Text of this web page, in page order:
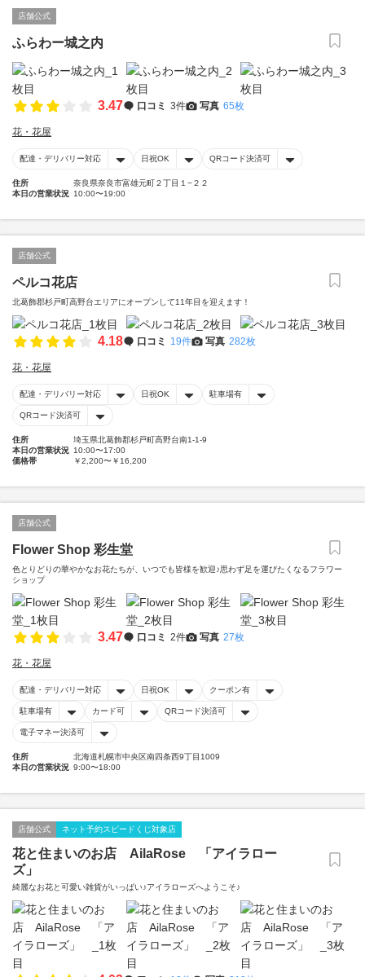
店舗公式
ふらわー城之内
3.47 口コミ 3件 写真 65枚
花・花屋
配達・デリバリー対応 日祝OK QRコード決済可
住所
奈良県奈良市富雄元町２丁目１−２２
本日の営業状況 10:00〜19:00
店舗公式
ペルコ花店
北葛飾郡杉戸町高野台エリアにオープンして11年目を迎えます！
4.18 口コミ 19件 写真 282枚
花・花屋
配達・デリバリー対応 日祝OK 駐車場有
QRコード決済可
住所
埼玉県北葛飾郡杉戸町高野台南1-1-9
本日の営業状況 10:00〜17:00
価格帯
￥2,200〜￥16,200
店舗公式
Flower Shop 彩生堂
色とりどりの華やかなお花たちが、いつでも皆様を歓迎♪思わず足を運びたくなるフラワー
ショップ
3.47 口コミ 2件 写真 27枚
花・花屋
配達・デリバリー対応 日祝OK クーポン有
駐車場有 カード可 QRコード決済可
電子マネー決済可
住所
北海道札幌市中央区南四条西9丁目1009
本日の営業状況 9:00〜18:00
店舗公式 ネット予約スピードくじ対象店
花と住まいのお店 AilaRose 「アイラロー
ズ」
綺麗なお花と可愛い雑貨がいっぱい♪アイラローズへようこそ♪